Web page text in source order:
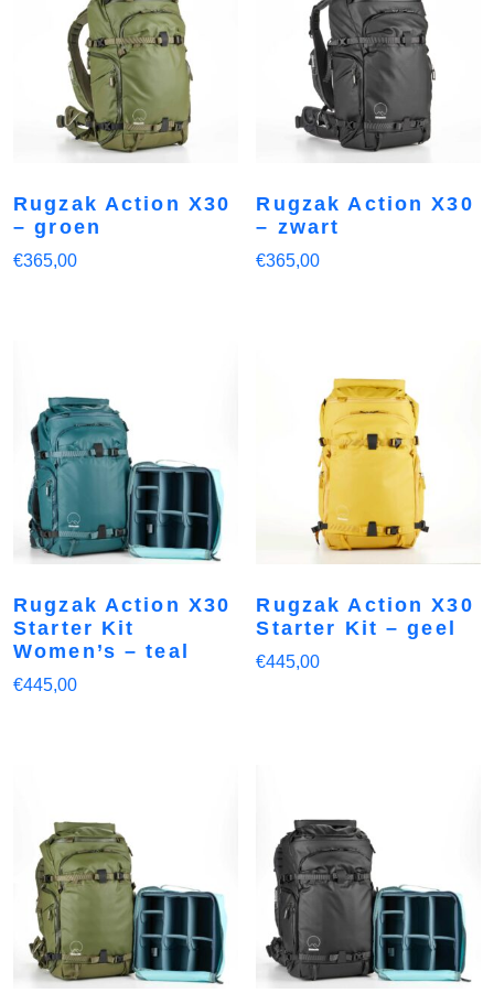
Rugzak Action X30
– groen
€365,00
Rugzak Action X30
– zwart
€365,00
Rugzak Action X30
Starter Kit
Women’s – teal
€445,00
Rugzak Action X30
Starter Kit – geel
€445,00